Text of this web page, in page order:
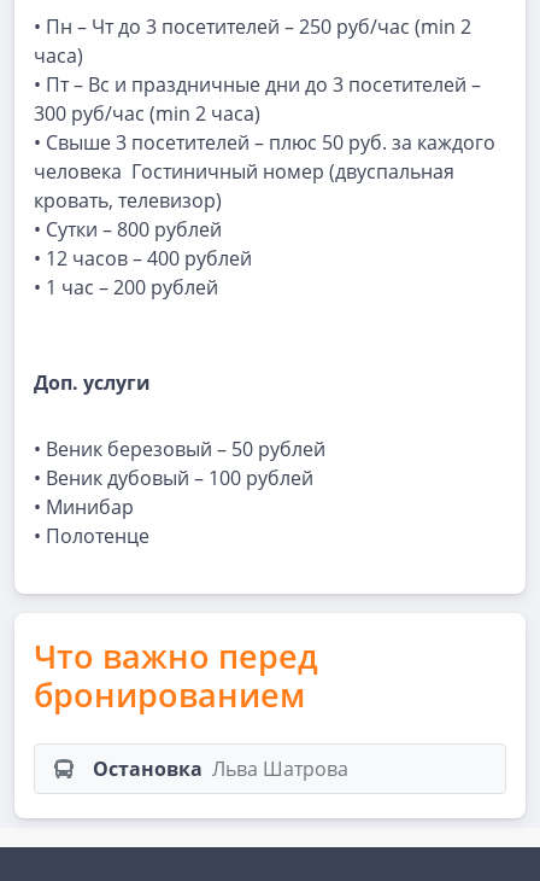
• Пн – Чт до 3 посетителей – 250 руб/час (min 2
часа)
• Пт – Вс и праздничные дни до 3 посетителей –
300 руб/час (min 2 часа)
• Свыше 3 посетителей – плюс 50 руб. за каждого
человека Гостиничный номер (двуспальная
кровать, телевизор)
• Сутки – 800 рублей
• 12 часов – 400 рублей
• 1 час – 200 рублей
Доп. услуги
• Веник березовый – 50 рублей
• Веник дубовый – 100 рублей
• Минибар
• Полотенце
Что важно перед
бронированием
Остановка Льва Шатрова